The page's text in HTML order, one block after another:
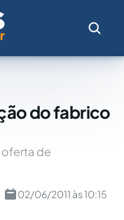
do fabrico
oferta de
02/06/2011 às 10:15